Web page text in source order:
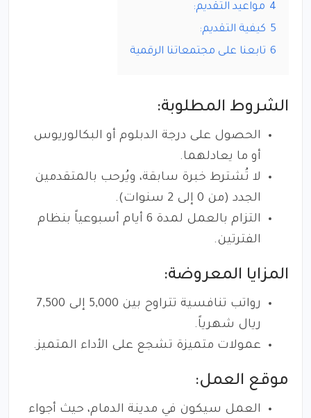
4 مواعيد التقديم:
5 كيفية التقديم:
6 تابعنا على مجتمعاتنا الرقمية
الشروط المطلوبة:
الحصول على درجة الدبلوم أو البكالوريوس
أو ما يعادلهما.
لا تُشترط خبرة سابقة، ويُرحب بالمتقدمين
الجدد (من 0 إلى 2 سنوات).
التزام بالعمل لمدة 6 أيام أسبوعياً بنظام
الفترتين.
المزايا المعروضة:
رواتب تنافسية تتراوح بين 5,000 إلى 7,500
ريال شهرياً.
عمولات متميزة تشجع على الأداء المتميز.
موقع العمل:
العمل سيكون في مدينة الدمام، حيث أجواء